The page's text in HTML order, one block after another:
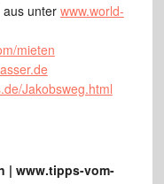
aus unter www.world-
mieten
Jakobsweg.html
| www.tipps-vom-